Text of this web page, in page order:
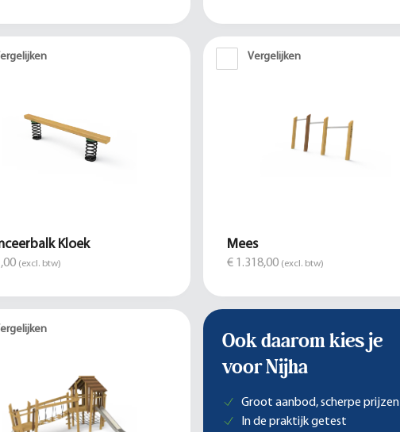
Kloek
(excl. btw)
Vergelijken
Mees
€ 1.318,00 (excl. btw)
Ook daarom kies je
voor Nijha
Groot aanbod, scherpe prijzen
In de praktijk getest